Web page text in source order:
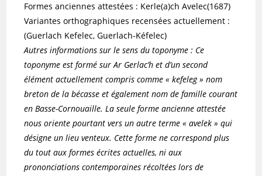
Formes anciennes attestées : Kerle(a)ch Avelec(1687)
Variantes orthographiques recensées actuellement :
(Guerlach Kefelec, Guerlach-Kéfelec)
Autres informations sur le sens du toponyme : Ce
toponyme est formé sur Ar Gerlac’h et d’un second
élément actuellement compris comme « kefeleg » nom
breton de la bécasse et également nom de famille courant
en Basse-Cornouaille. La seule forme ancienne attestée
nous oriente pourtant vers un autre terme « avelek » qui
désigne un lieu venteux. Cette forme ne correspond plus
du tout aux formes écrites actuelles, ni aux
prononciations contemporaines récoltées lors de